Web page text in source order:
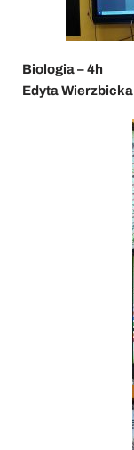
Biologia – 4h
Edyta Wierzbicka